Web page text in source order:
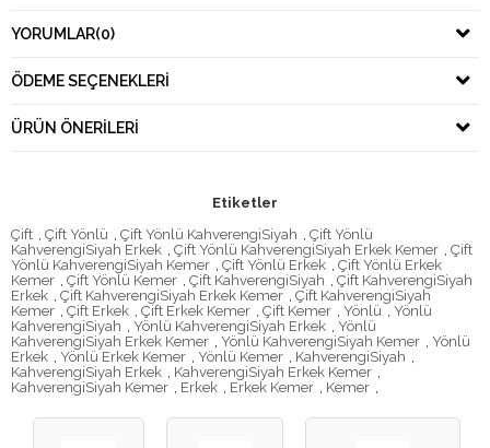
YORUMLAR(0)
ÖDEME SEÇENEKLERI
ÜRÜN ÖNERILERI
Etiketler
Çift , Çift Yönlü , Çift Yönlü KahverengiSiyah , Çift Yönlü
KahverengiSiyah Erkek , Çift Yönlü KahverengiSiyah Erkek Kemer , Çift
Yönlü KahverengiSiyah Kemer , Çift Yönlü Erkek , Çift Yönlü Erkek
Kemer , Çift Yönlü Kemer , Çift KahverengiSiyah , Çift KahverengiSiyah
Erkek , Çift KahverengiSiyah Erkek Kemer , Çift KahverengiSiyah
Kemer , Çift Erkek , Çift Erkek Kemer , Çift Kemer , Yönlü , Yönlü
KahverengiSiyah , Yönlü KahverengiSiyah Erkek , Yönlü
KahverengiSiyah Erkek Kemer , Yönlü KahverengiSiyah Kemer , Yönlü
Erkek , Yönlü Erkek Kemer , Yönlü Kemer , KahverengiSiyah ,
KahverengiSiyah Erkek , KahverengiSiyah Erkek Kemer ,
KahverengiSiyah Kemer , Erkek , Erkek Kemer , Kemer ,